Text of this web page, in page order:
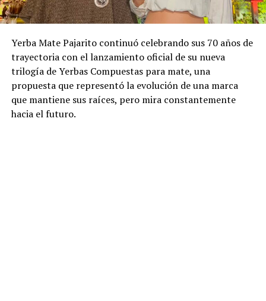
Yerba Mate Pajarito continuó celebrando sus 70 años de
trayectoria con el lanzamiento oficial de su nueva
trilogía de Yerbas Compuestas para mate, una
propuesta que representó la evolución de una marca
que mantiene sus raíces, pero mira constantemente
hacia el futuro.